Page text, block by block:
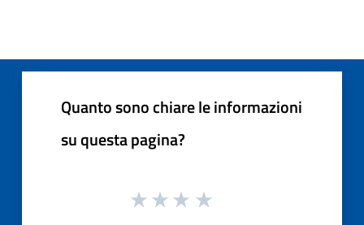
Quanto sono chiare le informazioni
su questa pagina?